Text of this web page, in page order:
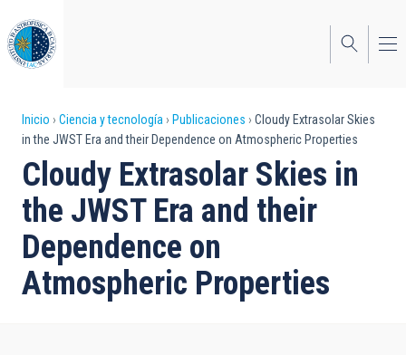
al
contenido
principal
Sobrescribir
enlaces
de
ayuda
a
la
Inicio Ciencia y tecnología Publicaciones
Cloudy Extrasolar Skies
in the JWST Era and their Dependence on Atmospheric Properties
Cloudy Extrasolar Skies in
the JWST Era and their
Dependence on
Atmospheric Properties